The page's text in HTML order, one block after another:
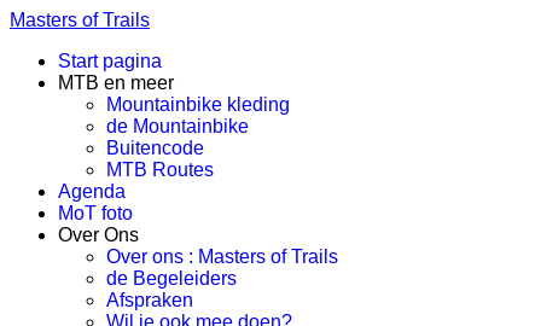
Masters of Trails
Start pagina
MTB en meer
Mountainbike kleding
de Mountainbike
Buitencode
MTB Routes
Agenda
MoT foto
Over Ons
Over ons : Masters of Trails
de Begeleiders
Afspraken
Wil je ook mee doen?